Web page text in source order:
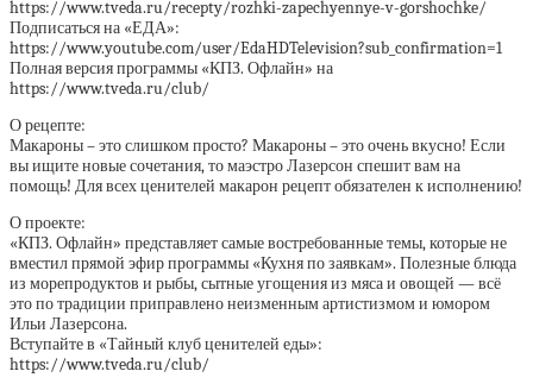
https://www.tveda.ru/recepty/rozhki-zapechyennye-v-gorshochke/
Подписаться на «ЕДА»:
https://www.youtube.com/user/EdaHDTelevision?sub_confirmation=1
Полная версия программы «КПЗ. Офлайн» на
https://www.tveda.ru/club/
О рецепте:
Макароны – это слишком просто? Макароны – это очень вкусно! Если
вы ищите новые сочетания, то маэстро Лазерсон спешит вам на
помощь! Для всех ценителей макарон рецепт обязателен к исполнению!
О проекте:
«КПЗ. Офлайн» представляет самые востребованные темы, которые не
вместил прямой эфир программы «Кухня по заявкам». Полезные блюда
из морепродуктов и рыбы, сытные угощения из мяса и овощей — всё
это по традиции приправлено неизменным артистизмом и юмором
Ильи Лазерсона.
Вступайте в «Тайный клуб ценителей еды»:
https://www.tveda.ru/club/